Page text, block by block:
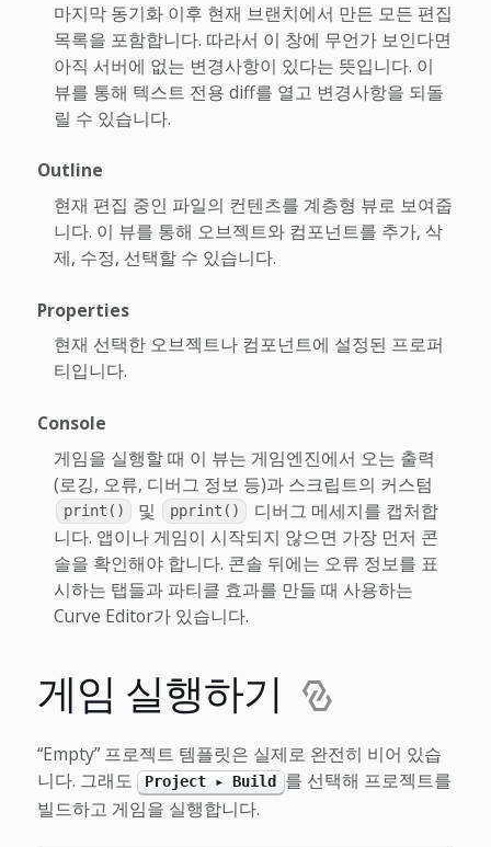
마지막 동기화 이후 현재 브랜치에서 만든 모든 편집
목록을 포함합니다. 따라서 이 창에 무언가 보인다면
아직 서버에 없는 변경사항이 있다는 뜻입니다. 이
뷰를 통해 텍스트 전용 diff를 열고 변경사항을 되돌
릴 수 있습니다.
Outline
현재 편집 중인 파일의 컨텐츠를 계층형 뷰로 보여줍
니다. 이 뷰를 통해 오브젝트와 컴포넌트를 추가, 삭
제, 수정, 선택할 수 있습니다.
Properties
현재 선택한 오브젝트나 컴포넌트에 설정된 프로퍼
티입니다.
Console
게임을 실행할 때 이 뷰는 게임엔진에서 오는 출력
(로깅, 오류, 디버그 정보 등)과 스크립트의 커스텀
print() 및 pprint()
디버그 메세지를 캡처합
니다. 앱이나 게임이 시작되지 않으면 가장 먼저 콘
솔을 확인해야 합니다. 콘솔 뒤에는 오류 정보를 표
시하는 탭들과 파티클 효과를 만들 때 사용하는
Curve Editor가 있습니다.
게임 실행하기
“Empty” 프로젝트 템플릿은 실제로 완전히 비어 있습
니다. 그래도
Project ▸ Build
를 선택해 프로젝트를
빌드하고 게임을 실행합니다.